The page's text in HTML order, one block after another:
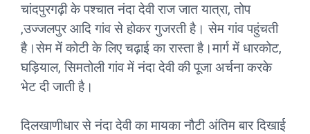
चांदपुरगढ़ी के पश्चात नंदा देवी राज जात यात्रा, तोप
,उज्जलपुर आदि गांव से होकर गुजरती है। सेम गांव पहुंचती
है।सेम में कोटी के लिए चढ़ाई का रास्ता है।मार्ग में धारकोट,
घड़ियाल, सिमतोली गांव में नंदा देवी की पूजा अर्चना करके
भेट दी जाती है।
दिलखाणीधार से नंदा देवी का मायका नौटी अंतिम बार दिखाई